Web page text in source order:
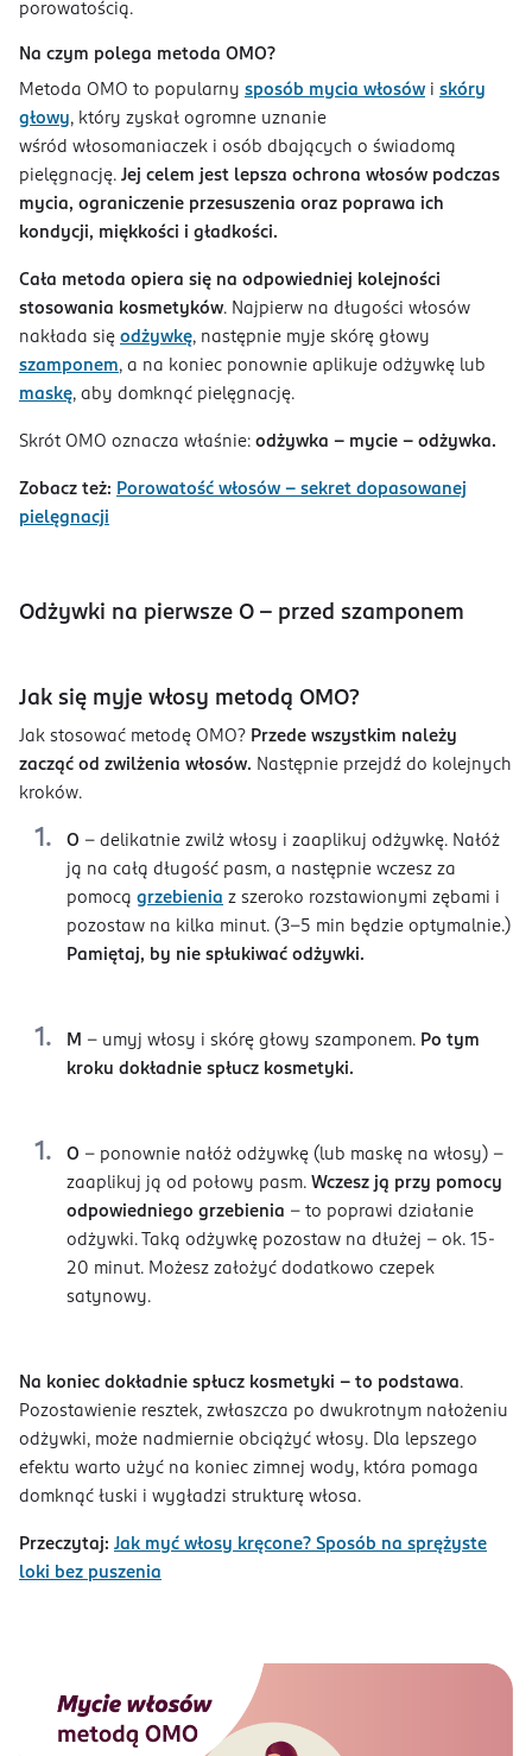
porowatością.
Na czym polega metoda OMO?
Metoda OMO to popularny sposób mycia włosów i skóry
głowy, który zyskał ogromne uznanie
wśród włosomaniaczek i osób dbających o świadomą
pielęgnację. Jej celem jest lepsza ochrona włosów podczas
mycia, ograniczenie przesuszenia oraz poprawa ich
kondycji, miękkości i gładkości.
Cała metoda opiera się na odpowiedniej kolejności
stosowania kosmetyków. Najpierw na długości włosów
nakłada się odżywkę, następnie myje skórę głowy
szamponem, a na koniec ponownie aplikuje odżywkę lub
maskę, aby domknąć pielęgnację.
Skrót OMO oznacza właśnie: odżywka – mycie – odżywka.
Zobacz też: Porowatość włosów – sekret dopasowanej
pielęgnacji
Odżywki na pierwsze O - przed szamponem
Jak się myje włosy metodą OMO?
Jak stosować metodę OMO? Przede wszystkim należy
zacząć od zwilżenia włosów. Następnie przejdź do kolejnych
kroków.
O – delikatnie zwilż włosy i zaaplikuj odżywkę. Nałóż
ją na całą długość pasm, a następnie wczesz za
pomocą grzebienia z szeroko rozstawionymi zębami i
pozostaw na kilka minut. (3-5 min będzie optymalnie.)
Pamiętaj, by nie spłukiwać odżywki.
M – umyj włosy i skórę głowy szamponem. Po tym
kroku dokładnie spłucz kosmetyki.
O – ponownie nałóż odżywkę (lub maskę na włosy) –
zaaplikuj ją od połowy pasm. Wczesz ją przy pomocy
odpowiedniego grzebienia – to poprawi działanie
odżywki. Taką odżywkę pozostaw na dłużej – ok. 15-
20 minut. Możesz założyć dodatkowo czepek
satynowy.
Na koniec dokładnie spłucz kosmetyki – to podstawa.
Pozostawienie resztek, zwłaszcza po dwukrotnym nałożeniu
odżywki, może nadmiernie obciążyć włosy. Dla lepszego
efektu warto użyć na koniec zimnej wody, która pomaga
domknąć łuski i wygładzi strukturę włosa.
Przeczytaj: Jak myć włosy kręcone? Sposób na sprężyste
loki bez puszenia